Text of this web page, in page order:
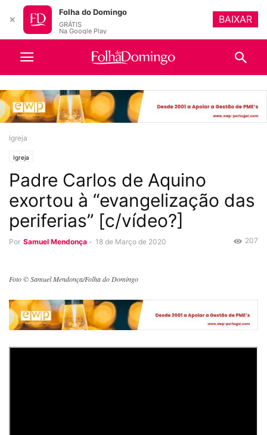
Igreja
Igreja
Padre Carlos de Aquino
exortou à “evangelização das
periferias” [c/vídeo?]
Por Samuel Mendonça - 18 de Março de 2020 207
Foto © Samuel Mendonça/Folha do Domingo
✕
Folha do Domingo
GRÁTIS
Na Google Play
BAIXAR